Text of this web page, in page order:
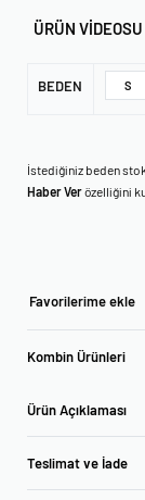
ÜRÜN
BEDEN S
İstediğiniz beden
Haber Verözelliğini
Favorilerime ekle
Kombin Ürünleri
Ürün Açıklaması
Teslimat ve İade